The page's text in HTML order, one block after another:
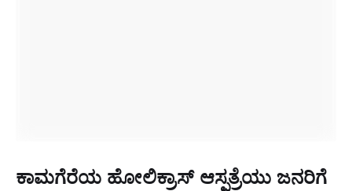
ಕಾಮಗೆರೆಯ ಹೋಲಿಕ್ರಾಸ್ ಆಸ್ಪತ್ರೆಯು ಜನರಿಗೆ